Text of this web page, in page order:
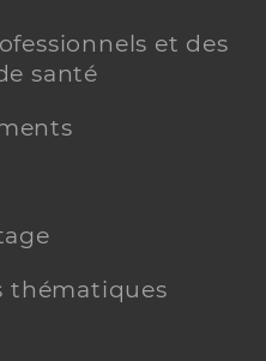
et des
santé
thématiques